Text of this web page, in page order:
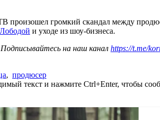
произошел громкий скандал между
и уходе из шоу-бизнеса.
Подписывайтесь на наш канал https://t.me/
, продюсер
текст и нажмите Ctrl+Enter, чтобы